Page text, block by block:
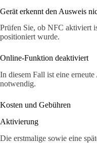
Gerät erkennt den Ausweis
Prüfen Sie, ob NFC aktiviert
positioniert wurde.
Online-Funktion deaktiviert
In diesem Fall ist eine
notwendig.
Kosten und Gebühren
Aktivierung
Die erstmalige sowie eine